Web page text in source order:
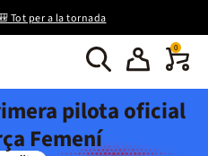
Tot per a la tornada
0
pilota oficial
Femení